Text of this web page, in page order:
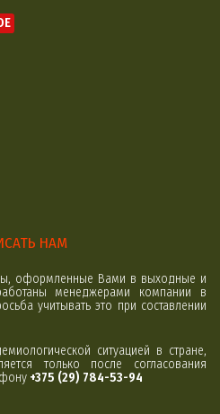
НАМ
оформленные Вами в выходные и
менеджерами компании в
учитывать это при составлении
ситуацией в стране,
только после согласования
+375 (29) 784-53-94